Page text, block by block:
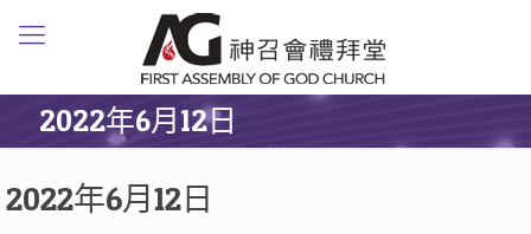
2022年6月12日
2022年6月12日